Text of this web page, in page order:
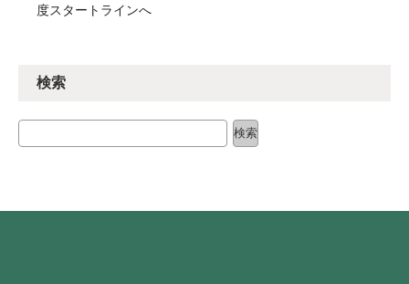
度スタートラインへ
検索
検索
検索